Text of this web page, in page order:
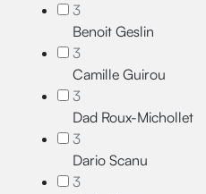
3
Benoit Geslin
3
Camille Guirou
3
Dad Roux-Michollet
3
Dario Scanu
3